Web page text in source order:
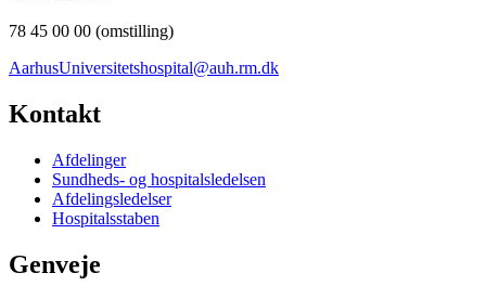
78 45 00 00 (omstilling)
AarhusUniversitetshospital@auh.rm.dk
Kontakt
Afdelinger
Sundheds- og hospitalsledelsen
Afdelingsledelser
Hospitalsstaben
Genveje